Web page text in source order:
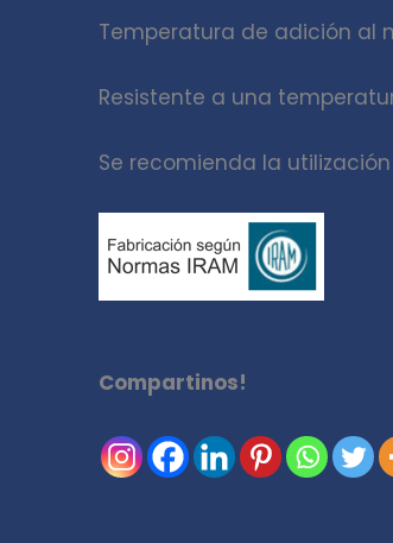
Temperatura de adición al
Resistente a una
Se recomienda la
Compartinos!